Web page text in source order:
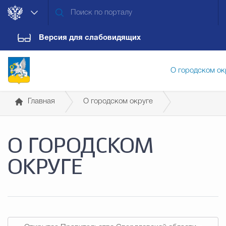
Версия для слабовидящих
О городском
Дума городского округа
Главная О городском округе
О ГОРОДСКОМ
ОКРУГЕ